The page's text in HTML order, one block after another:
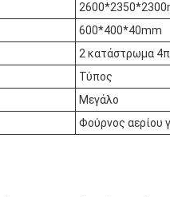
600*400*40mm
2 κατάστρωμα
Τύπος
Μεγάλο
Φούρνος αερίου